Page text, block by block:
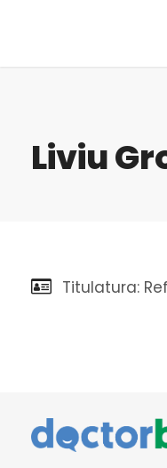
Liviu
Titulatura: